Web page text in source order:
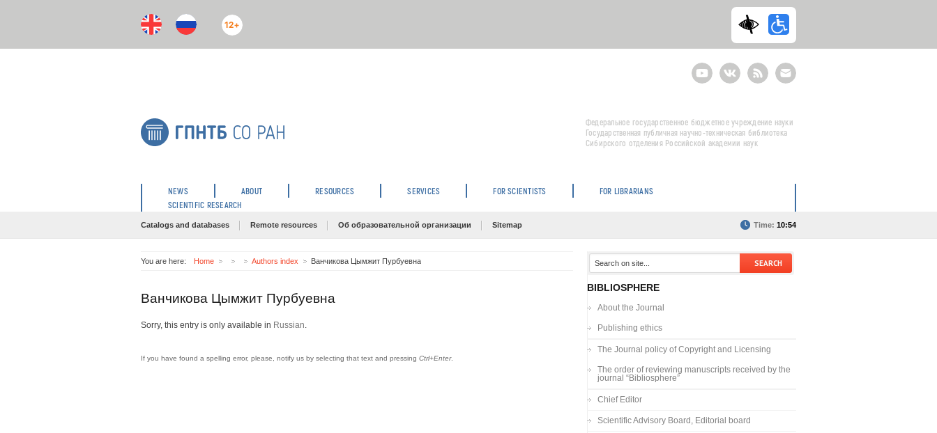
12+
YoutubeВКонтактеRSS
E-
mail
подписка
Федеральное государственное бюджетное учреждение науки
Государственная публичная научно-техническая библиотека
Сибирского отделения Российской академии наук
NEWS ABOUT RESOURCES SERVICES FOR SCIENTISTS
FOR LIBRARIANS
SCIENTIFIC RESEARCH
Catalogs and databases Remote resources Об образовательной организации Sitemap Time: 10:54
You are here: Home Authors index Ванчикова Цымжит Пурбуевна
Ванчикова Цымжит Пурбуевна
Sorry, this entry is only available in Russian.
If you have found a spelling error, please, notify us by selecting that text and pressing Ctrl+Enter.
BIBLIOSPHERE
About the Journal
Publishing ethics
The Journal policy of Copyright and Licensing
The order of reviewing manuscripts received by the
journal “Bibliosphere”
Chief Editor
Scientific Advisory Board, Editorial board